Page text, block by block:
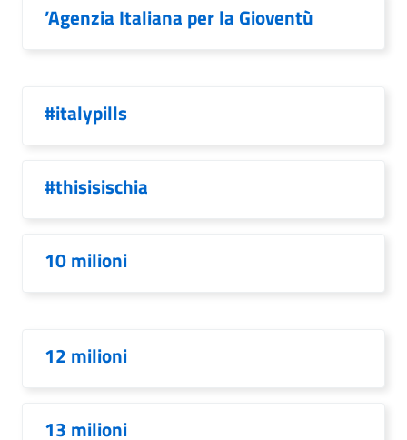
’Agenzia Italiana per la Gioventù
#italypills
#thisisischia
10 milioni
12 milioni
13 milioni